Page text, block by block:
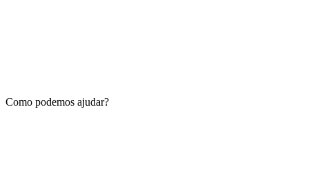
Como podemos ajudar?